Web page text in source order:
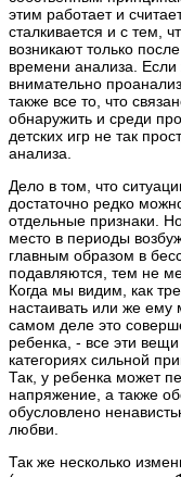
этим работает и
сталкивается и с тем,
возникают только
времени анализа.
внимательно
также все то, что
обнаружить и среди
детских игр не так
анализа.
Дело в том, что
достаточно редко
отдельные признаки.
место в периоды
главным образом в
подавляются, тем не
Когда мы видим, как
настаивать или же
самом деле это
ребенка, - все эти
категориях сильной
Так, у ребенка может
напряжение, а также
обусловлено
любви.
Так же несколько